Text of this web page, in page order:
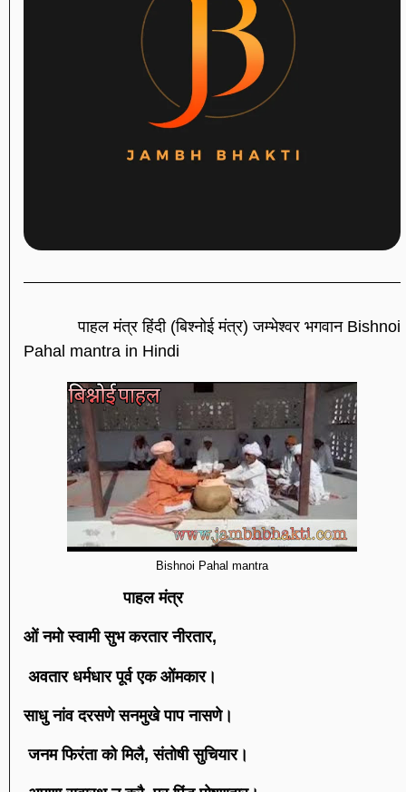
पाहल मंत्र हिंदी (बिश्नोई मंत्र) जम्भेश्वर भगवान Bishnoi
Pahal mantra in Hindi
Bishnoi Pahal mantra
पाहल मंत्र
ओं नमो स्वामी सुभ करतार नीरतार,
अवतार धर्मधार पूर्व एक ओंमकार।
साधु नांव दरसणे सनमुखे पाप नासणे।
जनम फिरंता को मिलै, संतोषी सुचियार।